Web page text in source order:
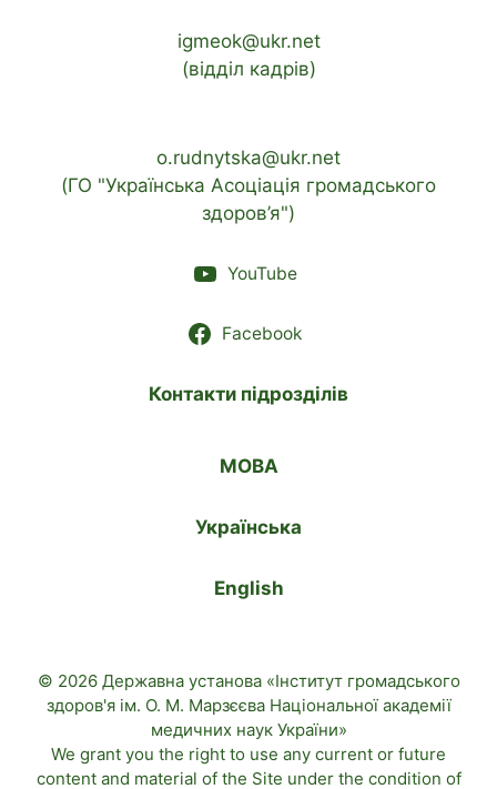
igmeok@ukr.net
(відділ кадрів)
o.rudnytska@ukr.net
(ГО "Українська Асоціація громадського
здоров’я")
YouTube
Facebook
Контакти підрозділів
МОВА
Українська
English
© 2026 Державна установа «Інститут громадського
здоров'я ім. О. М. Марзєєва Національної академії
медичних наук України»
We grant you the right to use any current or future
content and material of the Site under the condition of